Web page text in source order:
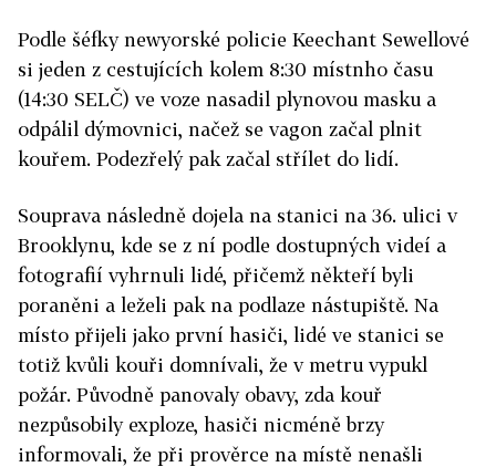
Podle šéfky newyorské policie Keechant Sewellové
si jeden z cestujících kolem 8:30 místnho času
(14:30 SELČ) ve voze nasadil plynovou masku a
odpálil dýmovnici, načež se vagon začal plnit
kouřem. Podezřelý pak začal střílet do lidí.
Souprava následně dojela na stanici na 36. ulici v
Brooklynu, kde se z ní podle dostupných videí a
fotografií vyhrnuli lidé, přičemž někteří byli
poraněni a leželi pak na podlaze nástupiště. Na
místo přijeli jako první hasiči, lidé ve stanici se
totiž kvůli kouři domnívali, že v metru vypukl
požár. Původně panovaly obavy, zda kouř
nezpůsobily exploze, hasiči nicméně brzy
informovali, že při prověrce na místě nenašli